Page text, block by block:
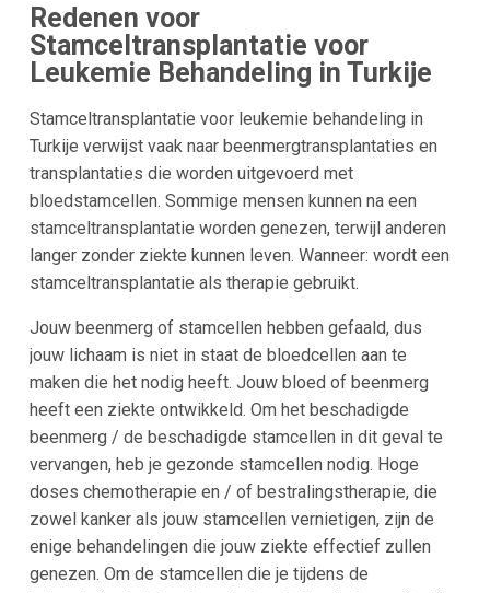
Redenen voor
Stamceltransplantatie voor
Leukemie Behandeling in Turkije
Stamceltransplantatie voor leukemie behandeling in
Turkije verwijst vaak naar beenmergtransplantaties en
transplantaties die worden uitgevoerd met
bloedstamcellen. Sommige mensen kunnen na een
stamceltransplantatie worden genezen, terwijl anderen
langer zonder ziekte kunnen leven. Wanneer: wordt een
stamceltransplantatie als therapie gebruikt.
Jouw beenmerg of stamcellen hebben gefaald, dus
jouw lichaam is niet in staat de bloedcellen aan te
maken die het nodig heeft. Jouw bloed of beenmerg
heeft een ziekte ontwikkeld. Om het beschadigde
beenmerg / de beschadigde stamcellen in dit geval te
vervangen, heb je gezonde stamcellen nodig. Hoge
doses chemotherapie en / of bestralingstherapie, die
zowel kanker als jouw stamcellen vernietigen, zijn de
enige behandelingen die jouw ziekte effectief zullen
genezen. Om de stamcellen die je tijdens de